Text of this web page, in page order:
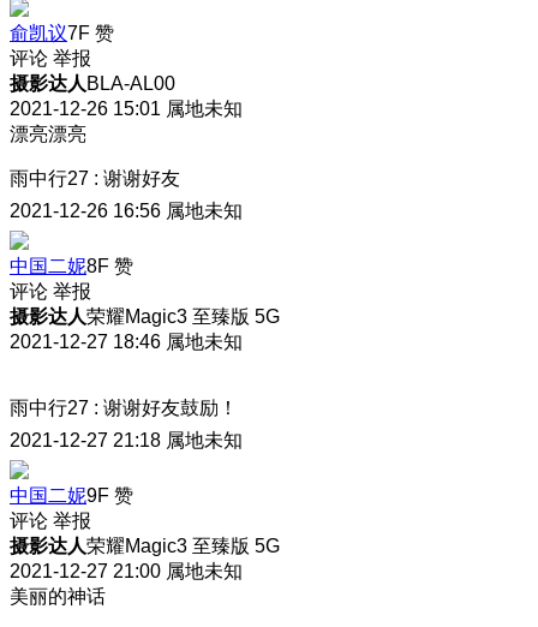
俞凯议7F 赞
评论 举报
摄影达人 BLA-AL00
2021-12-26 15:01 属地未知
漂亮漂亮
雨中行27 : 谢谢好友
2021-12-26 16:56 属地未知
中国二妮8F 赞
评论 举报
摄影达人荣耀Magic3 至臻版 5G
2021-12-27 18:46 属地未知
雨中行27 : 谢谢好友鼓励！
2021-12-27 21:18 属地未知
中国二妮9F 赞
评论 举报
摄影达人荣耀Magic3 至臻版 5G
2021-12-27 21:00 属地未知
美丽的神话